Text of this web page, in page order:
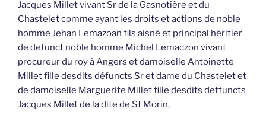
Jacques Millet vivant Sr de la Gasnotière et du
Chastelet comme ayant les droits et actions de noble
homme Jehan Lemazoan fils aisné et principal héritier
de defunct noble homme Michel Lemaczon vivant
procureur du roy à Angers et damoiselle Antoinette
Millet fille desdits défuncts Sr et dame du Chastelet et
de damoiselle Marguerite Millet fille desdits deffuncts
Jacques Millet de la dite de St Morin,